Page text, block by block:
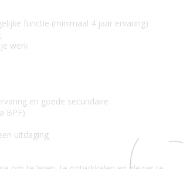
functie (minimaal 4 jaar ervaring)
werk
en goede secundaire
BPF)
uitdaging